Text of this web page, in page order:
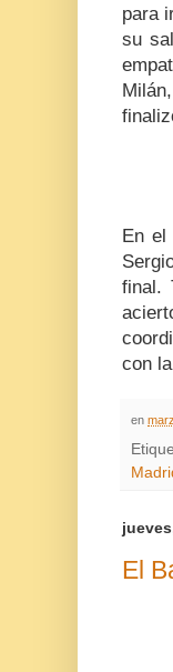
para
su
En el
final.
con
en
El